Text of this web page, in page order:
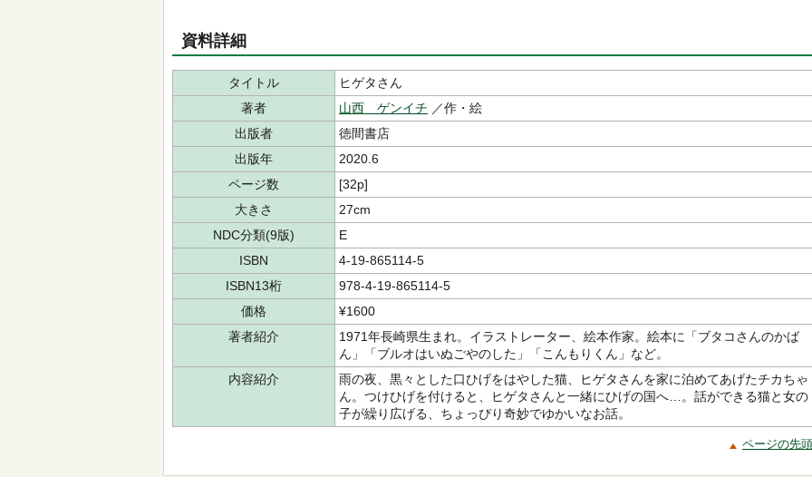
資料詳細
タイトル
ヒゲタさん
著者
山西 ゲンイチ ／作・絵
出版者
徳間書店
出版年
2020.6
ページ数
[32p]
大きさ
27cm
NDC分類(9版)
E
ISBN
4-19-865114-5
ISBN13桁
978-4-19-865114-5
価格
¥1600
著者紹介
1971年長崎県生まれ。イラストレーター、絵本作家。絵本に「ブタコさんのかば
ん」「ブルオはいぬごやのした」「こんもりくん」など。
内容紹介
雨の夜、黒々とした口ひげをはやした猫、ヒゲタさんを家に泊めてあげたチカちゃ
ん。つけひげを付けると、ヒゲタさんと一緒にひげの国へ…。話ができる猫と女の
子が繰り広げる、ちょっぴり奇妙でゆかいなお話。
ページの先